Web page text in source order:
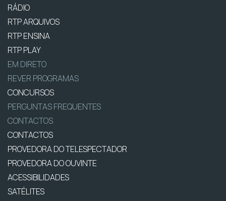
RÁDIO
RTP ARQUIVOS
RTP ENSINA
RTP PLAY
EM DIRETO
REVER PROGRAMAS
CONCURSOS
PERGUNTAS FREQUENTES
CONTACTOS
CONTACTOS
PROVEDORA DO TELESPECTADOR
PROVEDORA DO OUVINTE
ACESSIBILIDADES
SATÉLITES